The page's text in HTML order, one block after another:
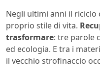
Negli ultimi anni il
proprio stile di vita.
trasformare: tre parole
ed ecologia. E tra i
il vecchio strofinaccio